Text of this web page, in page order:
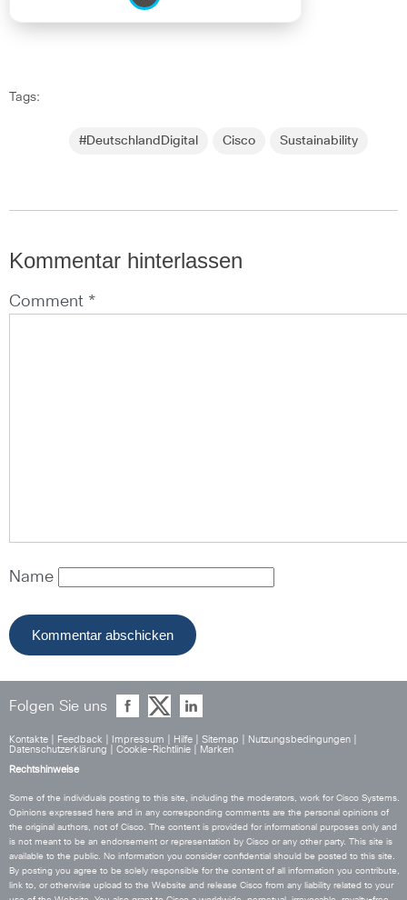
Tags:
#DeutschlandDigital Cisco Sustainability
Kommentar hinterlassen
Comment *
Name
Folgen Sie uns
Kontakte Feedback Impressum Hilfe Sitemap Nutzungsbedingungen
Datenschutzerklärung
Cookie-Richtlinie
Marken
Rechtshinweise
Some of the individuals posting to this site, including the moderators, work for Cisco Systems.
Opinions expressed here and in any corresponding comments are the personal opinions of
the original authors, not of Cisco. The content is provided for informational purposes only and
is not meant to be an endorsement or representation by Cisco or any other party. This site is
available to the public. No information you consider confidential should be posted to this site.
By posting you agree to be solely responsible for the content of all information you contribute,
link to, or otherwise upload to the Website and release Cisco from any liability related to your